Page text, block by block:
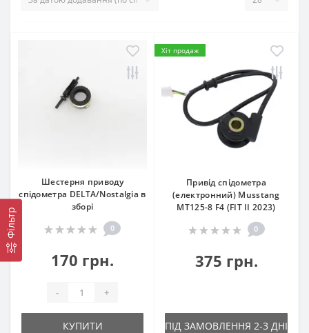
Фільтр
Шестерня приводу
спідометра DELTA/Nostalgia в
зборі
0
170 грн.
- +
КУПИТИ
Хіт продаж
Привід спідометра
(електронний) Musstang
МТ125-8 F4 (FIT II 2023)
0
375 грн.
ПІД ЗАМОВЛЕННЯ 2-3 ДНІ